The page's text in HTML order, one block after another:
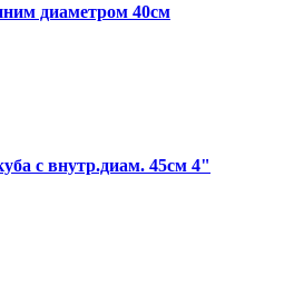
диаметром 40см
с внутр.диам. 45см 4"